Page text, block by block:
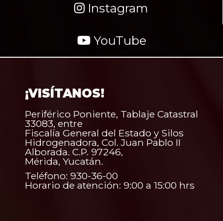
Instagram
YouTube
¡VISÍTANOS!
Periférico Poniente, Tablaje Catastral
33083, entre
Fiscalía General del Estado y Silos
Hidrogenadora, Col. Juan Pablo II
Alborada. C.P. 97246,
Mérida, Yucatán.
Teléfono: 930-36-00
Horario de atención: 9:00 a 15:00 hrs